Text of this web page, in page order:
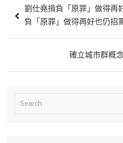
章 劉仕堯揹負「原罪」做得再
負「原罪」做得再好也仍招
確立城市群概
e